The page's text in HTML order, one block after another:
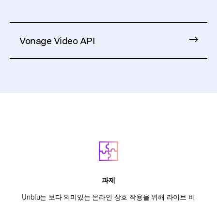
Vonage Video API
과제
Unblu는 보다 의미있는 온라인 상호 작용을 위해 라이브 비